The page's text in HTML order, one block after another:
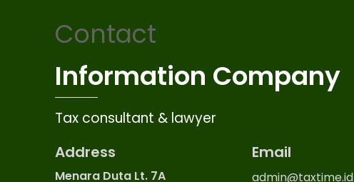
Contact
Information Company
Tax consultant & lawyer
Address
Menara Duta Lt. 7A
Email
admin@taxtime.id